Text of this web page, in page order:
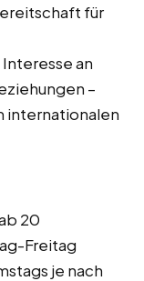
für
an
–
internationalen
20
Freitag
je nach